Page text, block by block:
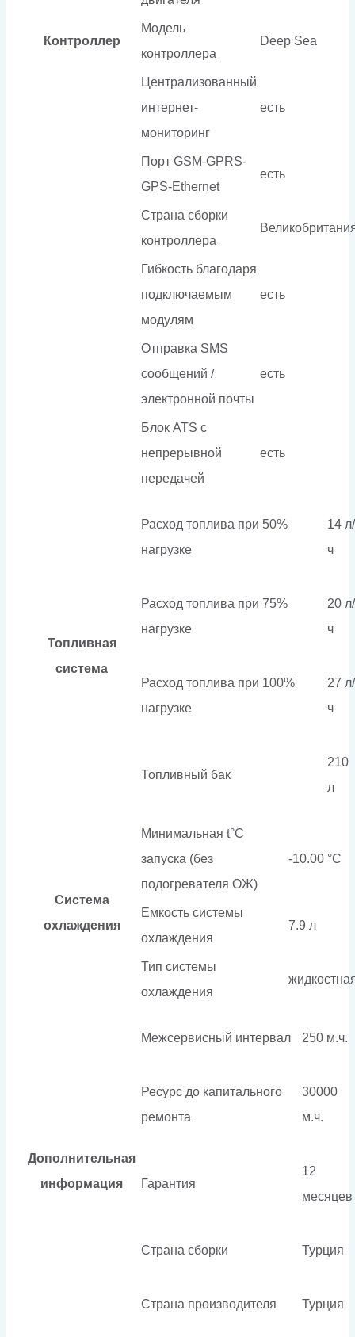
Контроллер
Модель
контроллера
Deep Sea
Централизованный
интернет-
мониторинг
есть
Порт GSM-GPRS-
GPS-Ethernet
есть
Страна сборки
контроллера
Гибкость благодаря
подключаемым
модулям
есть
Отправка SMS
сообщений /
электронной почты
есть
Блок ATS с
непрерывной
передачей
есть
Топливная
система
Расход топлива при 50%
нагрузке
14 л/
ч
Расход топлива при 75%
нагрузке
20 л/
ч
Расход топлива при 100%
нагрузке
27 л/
ч
Топливный бак
210
л
Система
охлаждения
Минимальная t°С
запуска (без
подогревателя ОЖ)
-10.00 °С
Емкость системы
охлаждения
7.9 л
Тип системы
охлаждения
Дополнительная
информация
Межсервисный интервал 250 м.ч.
Ресурс до капитального
ремонта
30000
м.ч.
Гарантия
12
месяцев
Страна сборки Турция
Страна производителя Турция